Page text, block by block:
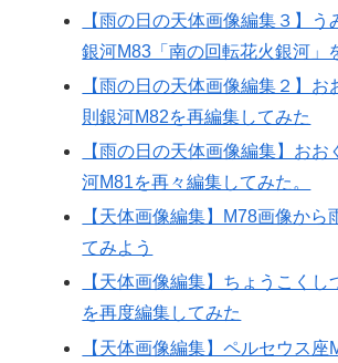
【雨の日の天体画像編集３】う
銀河M83「南の回転花火銀河」
【雨の日の天体画像編集２】お
則銀河M82を再編集してみた
【雨の日の天体画像編集】おお
河M81を再々編集してみた。
【天体画像編集】M78画像から
てみよう
【天体画像編集】ちょうこく
を再度編集してみた
【天体画像編集】ペルセウス座